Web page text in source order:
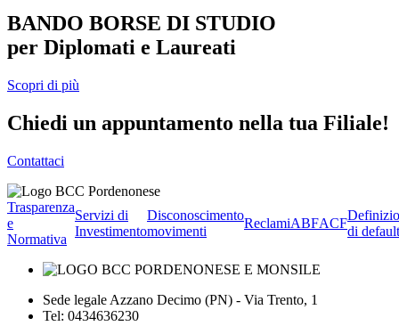
BANDO BORSE DI STUDIO
per Diplomati e Laureati
Scopri di più
Chiedi un appuntamento nella tua Filiale!
Contattaci
Trasparenza
e
Normativa
Servizi di
Investimento
Disconoscimento
movimenti
ReclamiABFACF
di default
Sede legale Azzano Decimo (PN) - Via Trento, 1
Tel: 0434636230